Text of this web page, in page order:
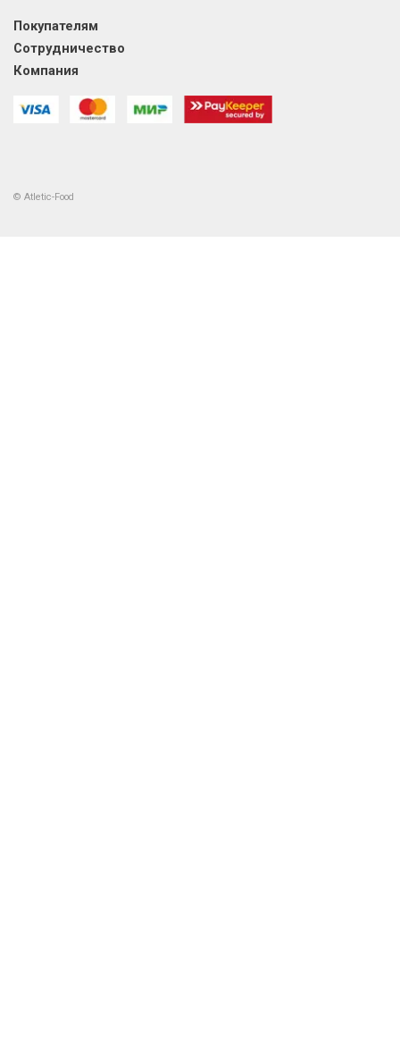
Покупателям
Сотрудничество
Компания
© Atletic-Food